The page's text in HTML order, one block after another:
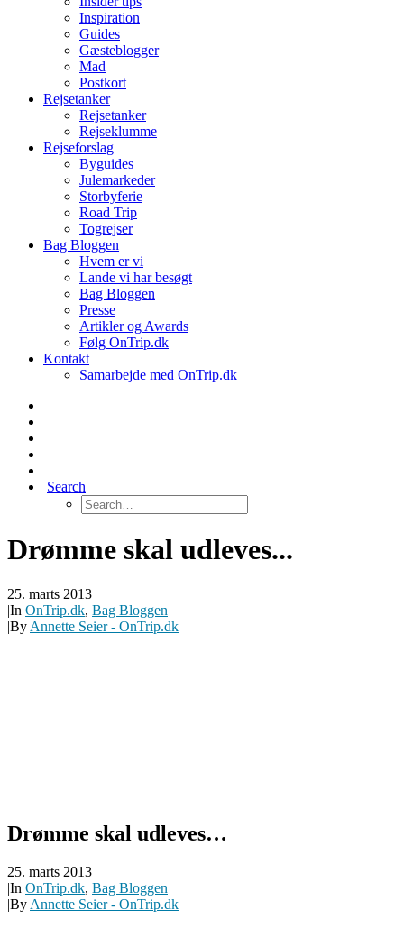
Inspiration
Guides
Gæsteblogger
Mad
Postkort
Rejsetanker
Rejsetanker
Rejseklumme
Rejseforslag
Byguides
Julemarkeder
Storbyferie
Road Trip
Togrejser
Bag Bloggen
Hvem er vi
Lande vi har besøgt
Bag Bloggen
Presse
Artikler og Awards
Følg OnTrip.dk
Kontakt
Samarbejde med OnTrip.dk
Search
Drømme skal udleves...
25. marts 2013
|In OnTrip.dk, Bag Bloggen
|By Annette Seier - OnTrip.dk
Drømme skal udleves…
25. marts 2013
|In OnTrip.dk, Bag Bloggen
|By Annette Seier - OnTrip.dk